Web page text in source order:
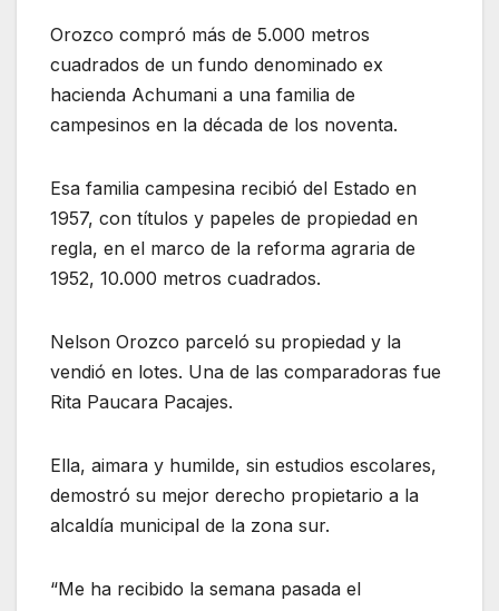
Orozco compró más de 5.000 metros
cuadrados de un fundo denominado ex
hacienda Achumani a una familia de
campesinos en la década de los noventa.
Esa familia campesina recibió del Estado en
1957, con títulos y papeles de propiedad en
regla, en el marco de la reforma agraria de
1952, 10.000 metros cuadrados.
Nelson Orozco parceló su propiedad y la
vendió en lotes. Una de las comparadoras fue
Rita Paucara Pacajes.
Ella, aimara y humilde, sin estudios escolares,
demostró su mejor derecho propietario a la
alcaldía municipal de la zona sur.
“Me ha recibido la semana pasada el